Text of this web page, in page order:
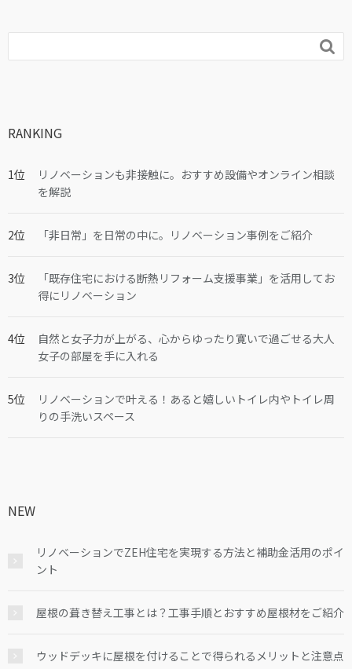

RANKING
リノベーションも非接触に。おすすめ設備やオンライン相談
を解説
「非日常」を日常の中に。リノベーション事例をご紹介
「既存住宅における断熱リフォーム支援事業」を活用してお
得にリノベーション
自然と女子力が上がる、心からゆったり寛いで過ごせる大人
女子の部屋を手に入れる
リノベーションで叶える！あると嬉しいトイレ内やトイレ周
りの手洗いスペース
NEW
リノベーションでZEH住宅を実現する方法と補助金活用のポイ
ント
屋根の葺き替え工事とは？工事手順とおすすめ屋根材をご紹介
ウッドデッキに屋根を付けることで得られるメリットと注意点